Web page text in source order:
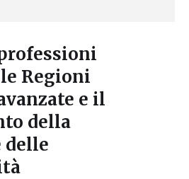
Regioni
e il
della
delle